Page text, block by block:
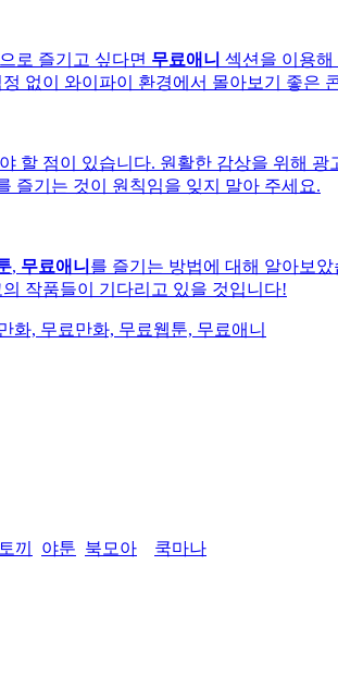
로 즐기고 싶다면 무료애니 섹션을 이용
없이 와이파이 환경에서 몰아보기 좋은
할 점이 있습니다. 원활한 감상을 위해
즐기는 것이 원칙임을 잊지 말아 주세요.
, 무료애니 를 즐기는 방법에 대해 알아보
작품들이 기다리고 있을 것입니다!
화, 무료만화, 무료웹툰, 무료애니
끼 야툰 북모아 쿡마나